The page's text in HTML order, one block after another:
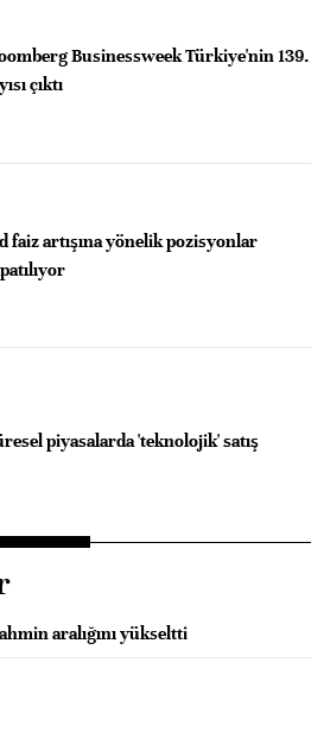
Businessweek Türkiye'nin 139.
çıktı
faiz artışına yönelik pozisyonlar
piyasalarda 'teknolojik' satış
aralığını yükseltti